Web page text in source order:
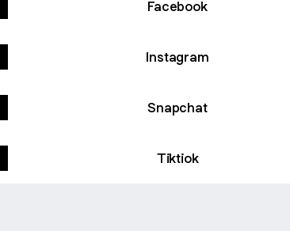
Facebook
Instagram
Snapchat
Tiktiok